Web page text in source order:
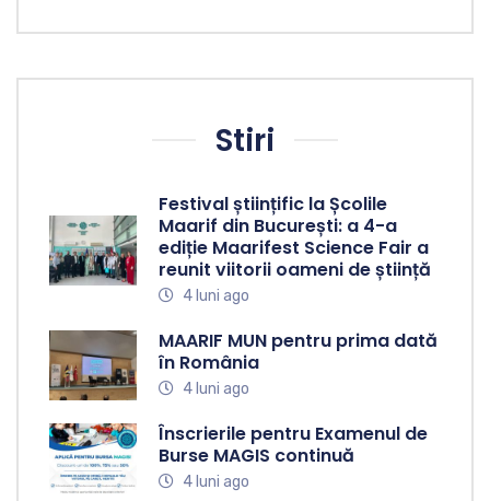
Stiri
Festival științific la Școlile
Maarif din București: a 4-a
ediție Maarifest Science Fair a
reunit viitorii oameni de știință
4 luni ago
MAARIF MUN pentru prima dată
în România
4 luni ago
Înscrierile pentru Examenul de
Burse MAGIS continuă
4 luni ago